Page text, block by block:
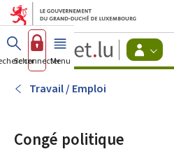
Aller au menu
Aller au
Guichet.lu
Se connecterMenu principal
Travail / Emploi
Congé politique